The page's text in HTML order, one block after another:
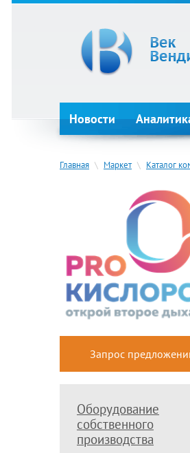
Новости
Главная \ Маркет \ Каталог
Запрос
Оборудование
собственного
производства